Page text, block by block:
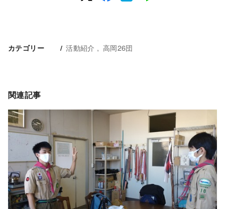
カテゴリー 活動紹介 高岡26団
関連記事